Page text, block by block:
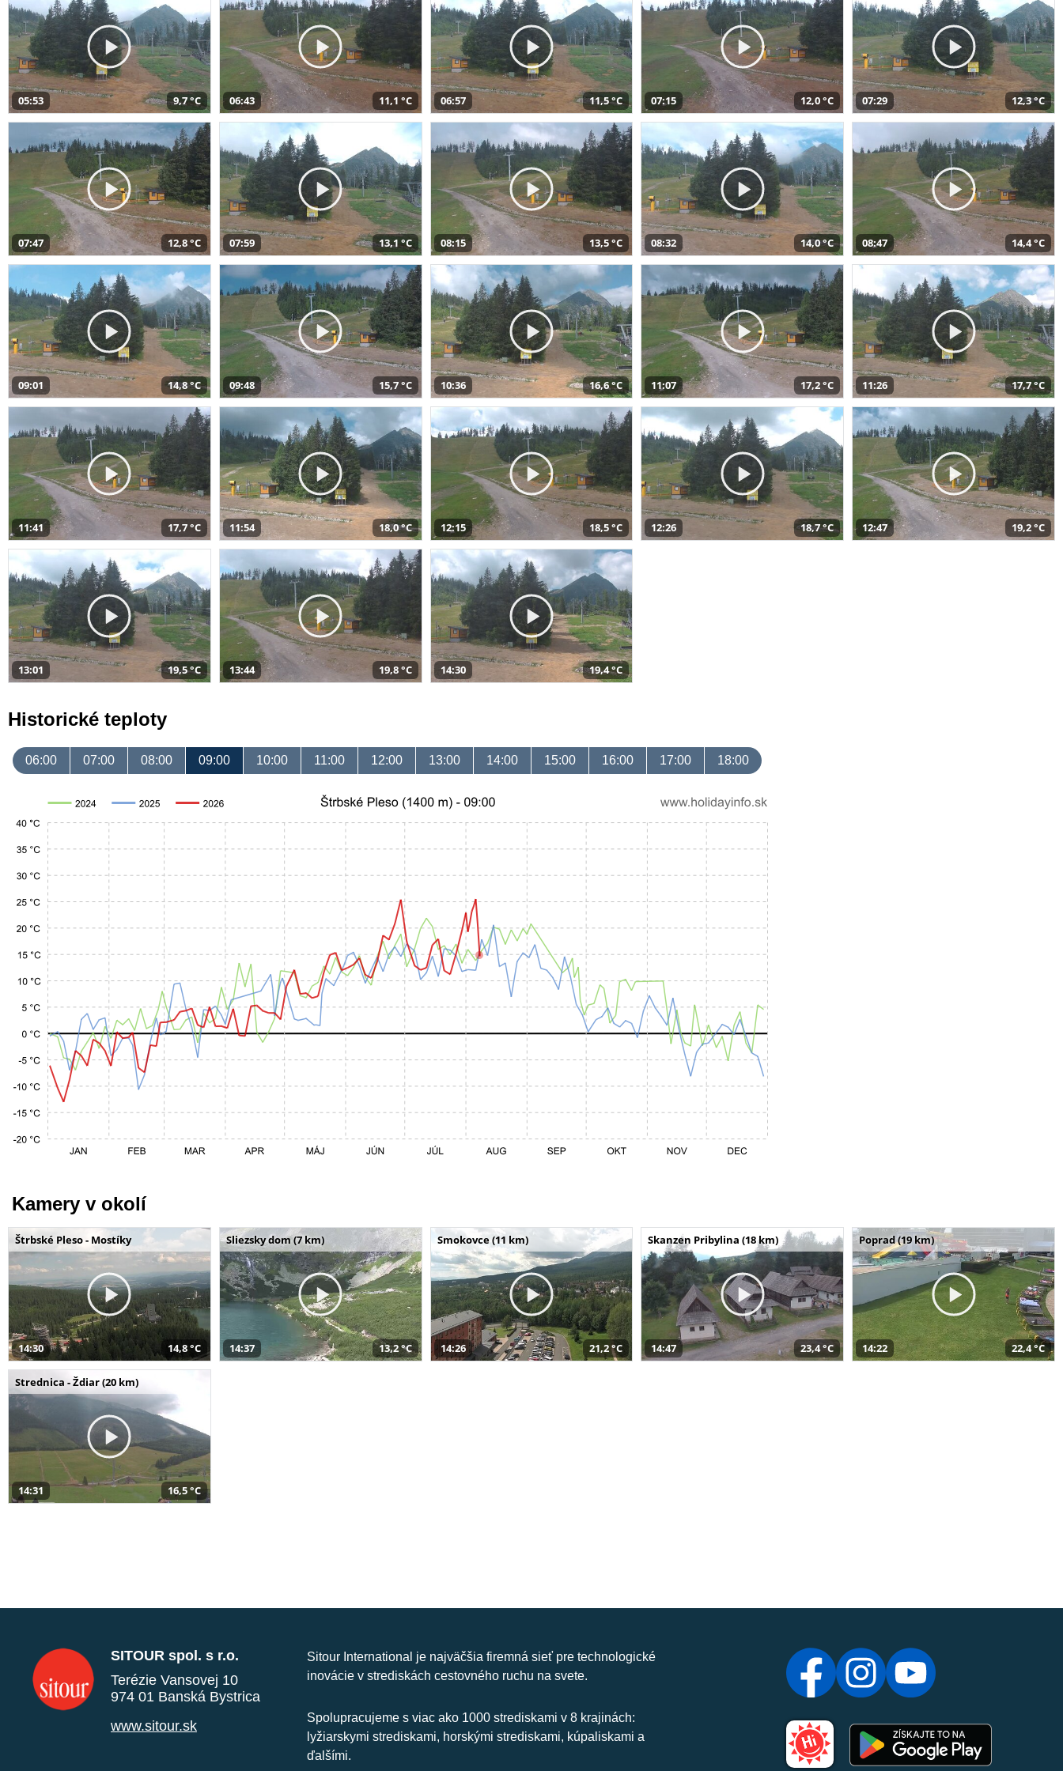
05:53 9,7 °C 06:43 11,1 °C 06:57 11,5 °C 07:15 12,0 °C 07:29 12,3 °C
07:47 12,8 °C 07:59 13,1 °C 08:15 13,5 °C 08:32 14,0 °C 08:47 14,4 °C
09:01 14,8 °C 09:48 15,7 °C 10:36 16,6 °C 11:07 17,2 °C 11:26 17,7 °C
11:41 17,7 °C 11:54 18,0 °C 12:15 18,5 °C 12:26 18,7 °C 12:47 19,2 °C
13:01 19,5 °C 13:44 19,8 °C 14:30 19,4 °C
Historické teploty
06:00 07:00 08:00 09:00 10:00 11:00 12:00 13:00 14:00 15:00 16:00 17:00 18:00
Kamery v okolí
Štrbské Pleso - Mostíky
14:30 14,8 °C
Sliezsky dom (7 km)
14:37 13,2 °C
Smokovce (11 km)
14:26 21,2 °C
Skanzen Pribylina (18 km)
14:47 23,4 °C
Poprad (19 km)
14:22 22,4 °C
Strednica - Ždiar (20 km)
14:31 16,5 °C
SITOUR spol. s r.o.
Terézie Vansovej 10
974 01 Banská Bystrica
www.sitour.sk
Sitour International je najväčšia firemná sieť pre technologické
inovácie v strediskách cestovného ruchu na svete.
Spolupracujeme s viac ako 1000 strediskami v 8 krajinách:
lyžiarskymi strediskami, horskými strediskami, kúpaliskami a
ďalšími.